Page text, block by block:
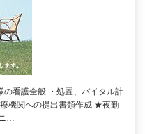
の看護全般 ・処置、バイタル計
機関への提出書類作成 ★夜勤
…